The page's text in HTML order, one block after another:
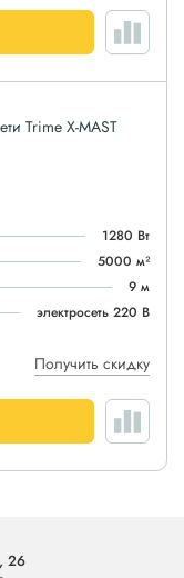
Trime X-MAST
1280 Вт
5000 м²
9 м
электросеть 220 В
Получить скидку
26